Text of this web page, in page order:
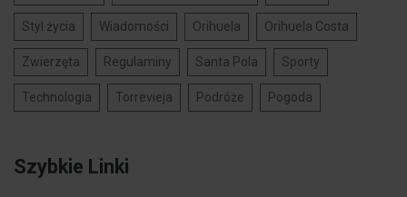
Styl życia Wiadomości Orihuela Orihuela Costa
Zwierzęta Regulaminy Santa Pola Sporty
Technologia Torrevieja Podróże Pogoda
Szybkie Linki